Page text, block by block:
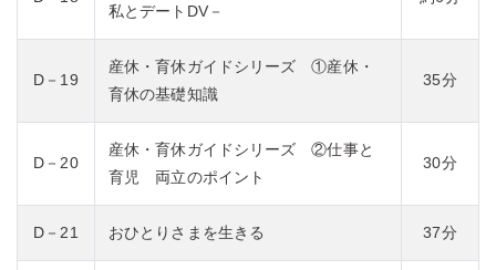
私とデートDV－
D－19
産休・育休ガイドシリーズ ①産休・
育休の基礎知識
35分
D－20
産休・育休ガイドシリーズ ②仕事と
育児 両立のポイント
30分
D－21 おひとりさまを生きる 37分